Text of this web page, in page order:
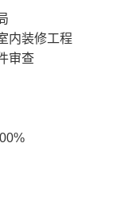
内装修工程
审查